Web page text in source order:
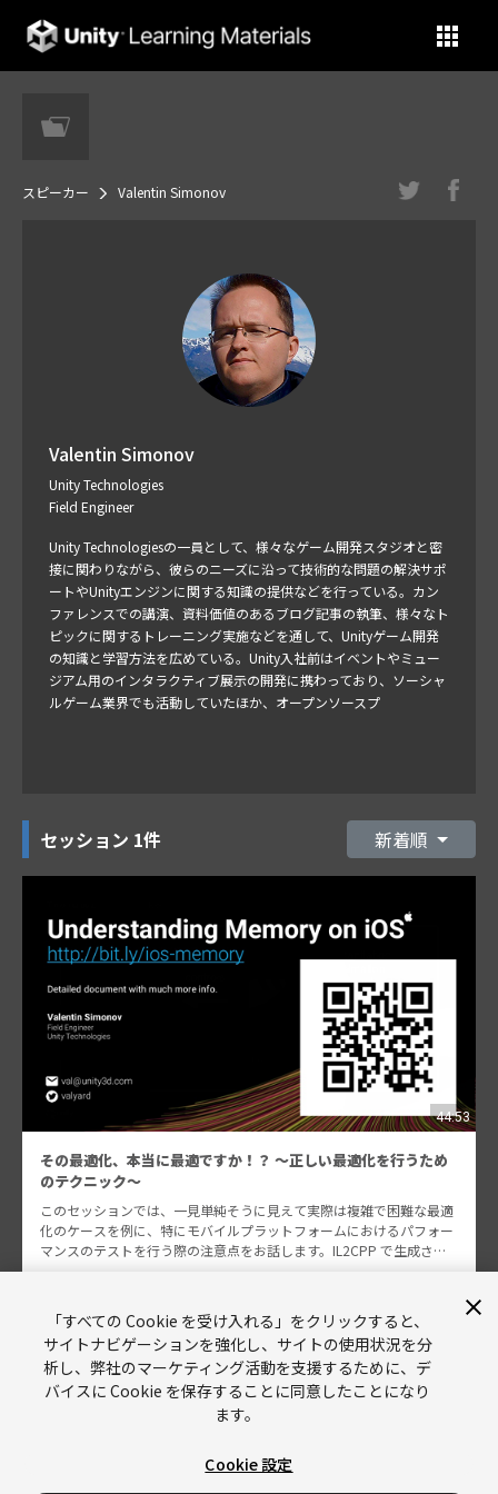
Unity Learning Materials
スピーカー Valentin Simonov
Valentin Simonov
Unity Technologies
Field Engineer
Unity Technologiesの一員として、様々なゲーム開発スタジオと密
接に関わりながら、彼らのニーズに沿って技術的な問題の解決サポ
ートやUnityエンジンに関する知識の提供などを行っている。カン
ファレンスでの講演、資料価値のあるブログ記事の執筆、様々なト
ピックに関するトレーニング実施などを通して、Unityゲーム開発
の知識と学習方法を広めている。Unity入社前はイベントやミュー
ジアム用のインタラクティブ展示の開発に携わっており、ソーシャ
ルゲーム業界でも活動していたほか、オープンソースプ
セッション 1件 新着順
44:53
その最適化、本当に最適ですか！？ ～正しい最適化を行うため
のテクニック～
このセッションでは、一見単純そうに見えて実際は複雑で困難な最適
化のケースを例に、特にモバイルプラットフォームにおけるパフォー
マンスのテストを行う際の注意点をお話します。IL2CPP で生成され
Valentin Simonov
Unity
「すべての Cookie を受け入れる」をクリックすると、
サイトナビゲーションを強化し、サイトの使用状況を分
析し、弊社のマーケティング活動を支援するために、デ
バイスに Cookie を保存することに同意したことになり
ます。
Cookie 設定